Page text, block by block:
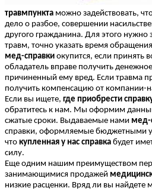
травмпункта можно задействовать,
дело о разбое, совершении
другого гражданина. Для этого нужно
травм, точно указать время
мед-справки окупится, если принять
обладатель вправе получить
причиненный ему вред. Если травма
получить компенсацию от компании-
Если вы ищете, где приобрести
обратитесь к нам. Мы оформим
сжатые сроки. Выдаваемые нами мед-
справки, оформляемые бюджетными
что купленная у нас справка будет
силу.
Еще одним нашим преимуществом
занимающимися продажей
низкие расценки. Вряд ли вы найдете